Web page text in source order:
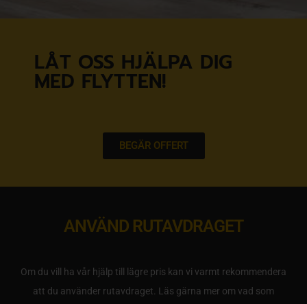
LÅT OSS HJÄLPA DIG
MED FLYTTEN!
BEGÄR OFFERT
ANVÄND RUTAVDRAGET
Om du vill ha vår hjälp till lägre pris kan vi varmt rekommendera
att du använder rutavdraget. Läs gärna mer om vad som